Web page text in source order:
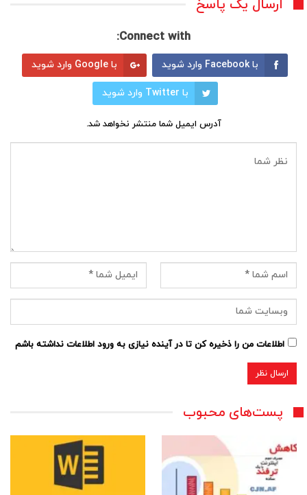
ارسال یک پاسخ
Connect with:
با Facebook وارد شوید با Google وارد شوید
با Twitter وارد شوید
آدرس ایمیل شما منتشر نخواهد شد.
اطلاعات من را ذخیره کن تا در آینده نیازی به ورود اطلاعات نداشته باشم
پست‌های محبوب